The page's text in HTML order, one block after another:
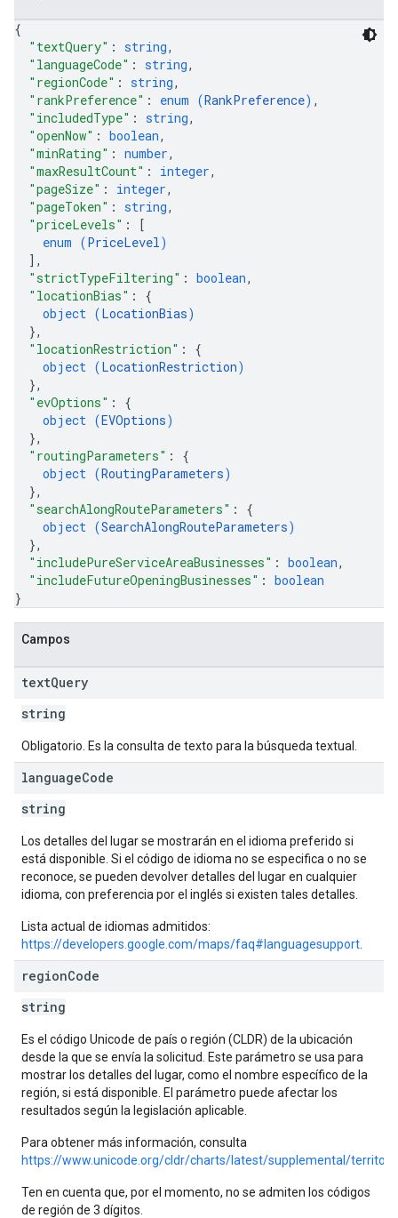
{
"textQuery" : string,
"languageCode" : string,
"regionCode" : string,
"rankPreference" : enum (RankPreference) ,
"includedType" : string,
"openNow" : boolean,
"minRating" : number,
"maxResultCount" : integer,
"pageSize" : integer,
"pageToken" : string,
"priceLevels" :
[
enum (PriceLevel)
] ,
"strictTypeFiltering" : boolean,
"locationBias" : {
object (LocationBias)
},
"locationRestriction" : {
object (LocationRestriction)
},
"evOptions" : {
object (EVOptions)
},
"routingParameters" : {
object (RoutingParameters)
},
"searchAlongRouteParameters" : {
object (SearchAlongRouteParameters)
},
"includePureServiceAreaBusinesses" : boolean,
"includeFutureOpeningBusinesses" : boolean
}
Campos
textQuery
string
Obligatorio. Es la consulta de texto para la búsqueda textual.
languageCode
string
Los detalles del lugar se mostrarán en el idioma preferido si
está disponible. Si el código de idioma no se especifica o no se
reconoce, se pueden devolver detalles del lugar en cualquier
idioma, con preferencia por el inglés si existen tales detalles.
Lista actual de idiomas admitidos:
https://developers.google.com/maps/faq#languagesupport
regionCode
string
Es el código Unicode de país o región (CLDR) de la ubicación
desde la que se envía la solicitud. Este parámetro se usa para
mostrar los detalles del lugar, como el nombre específico de la
región, si está disponible. El parámetro puede afectar los
resultados según la legislación aplicable.
Para obtener más información, consulta
https://www.unicode.org/cldr/charts/latest/supplemental/
Ten en cuenta que, por el momento, no se admiten los códigos
de región de 3 dígitos.